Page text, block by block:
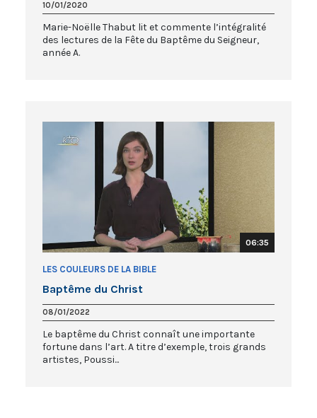
10/01/2020
Marie-Noëlle Thabut lit et commente l’intégralité
des lectures de la Fête du Baptême du Seigneur,
année A.
06:35
LES COULEURS DE LA BIBLE
Baptême du Christ
08/01/2022
Le baptême du Christ connaît une importante
fortune dans l’art. A titre d’exemple, trois grands
artistes, Poussi...